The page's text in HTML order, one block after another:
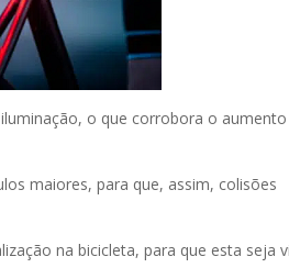
o que corrobora o aumento
maiores, para que, assim, colisões
na bicicleta, para que esta seja